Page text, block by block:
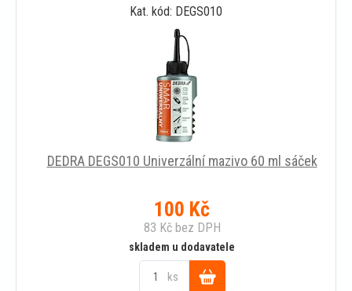
košíku
Kat. kód: DEGS010
DEDRA DEGS010 Univerzální mazivo 60 ml sáček
100 Kč
83 Kčbez DPH
skladem u dodavatele
ks